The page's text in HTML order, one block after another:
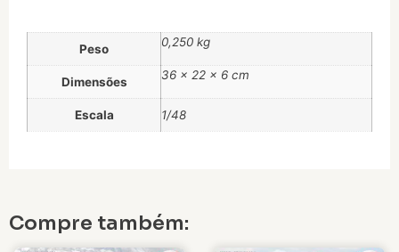
Peso 0,250 kg
Dimensões 36 × 22 × 6 cm
Escala 1/48
Compre também: